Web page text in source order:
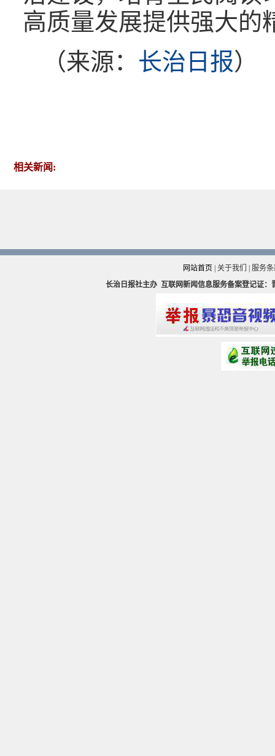
高质量发展提供强大的
（来源： 长治日报）
相关新闻:
网站首页 关于我们
服务
长治日报社主办 互联网新闻信息服务备案登记证：